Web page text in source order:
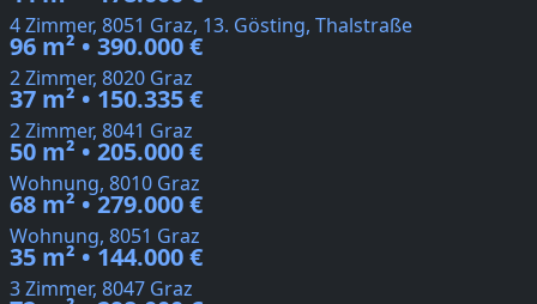
4 Zimmer, 8051 Graz, 13. Gösting, Thalstraße
96 m² • 390.000 €
2 Zimmer, 8020 Graz
37 m² • 150.335 €
2 Zimmer, 8041 Graz
50 m² • 205.000 €
Wohnung, 8010 Graz
68 m² • 279.000 €
Wohnung, 8051 Graz
35 m² • 144.000 €
3 Zimmer, 8047 Graz